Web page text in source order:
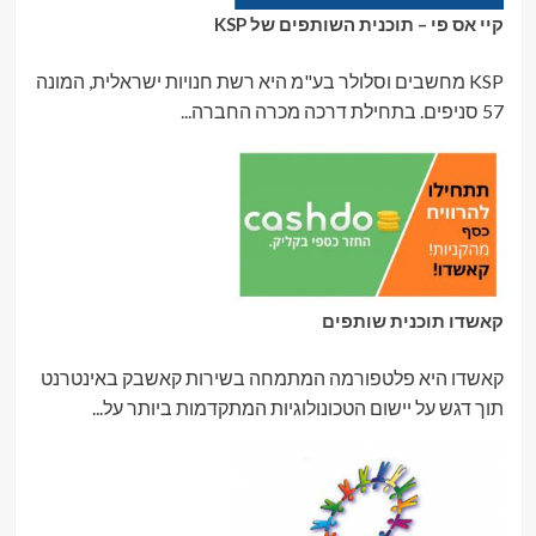
קיי אס פי – תוכנית השותפים של KSP
KSP מחשבים וסלולר בע"מ היא רשת חנויות ישראלית, המונה
57 סניפים. בתחילת דרכה מכרה החברה...
קאשדו תוכנית שותפים
קאשדו היא פלטפורמה המתמחה בשירות קאשבק באינטרנט
תוך דגש על יישום הטכונולוגיות המתקדמות ביותר על...